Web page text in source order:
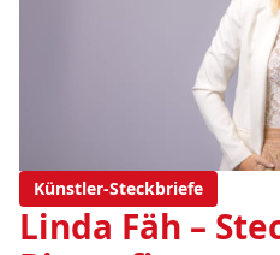
Künstler-Steckbriefe
Linda Fäh –